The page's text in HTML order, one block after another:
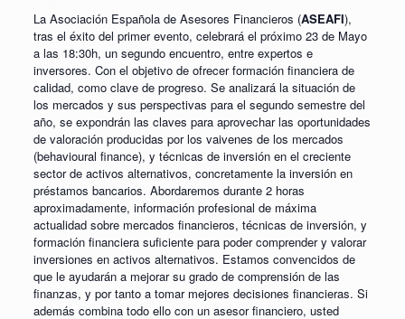
La Asociación Española de Asesores Financieros (ASEAFI),
tras el éxito del primer evento, celebrará el próximo 23 de Mayo
a las 18:30h, un segundo encuentro, entre expertos e
inversores. Con el objetivo de ofrecer formación financiera de
calidad, como clave de progreso. Se analizará la situación de
los mercados y sus perspectivas para el segundo semestre del
año, se expondrán las claves para aprovechar las oportunidades
de valoración producidas por los vaivenes de los mercados
(behavioural finance), y técnicas de inversión en el creciente
sector de activos alternativos, concretamente la inversión en
préstamos bancarios. Abordaremos durante 2 horas
aproximadamente, información profesional de máxima
actualidad sobre mercados financieros, técnicas de inversión, y
formación financiera suficiente para poder comprender y valorar
inversiones en activos alternativos. Estamos convencidos de
que le ayudarán a mejorar su grado de comprensión de las
finanzas, y por tanto a tomar mejores decisiones financieras. Si
además combina todo ello con un asesor financiero, usted